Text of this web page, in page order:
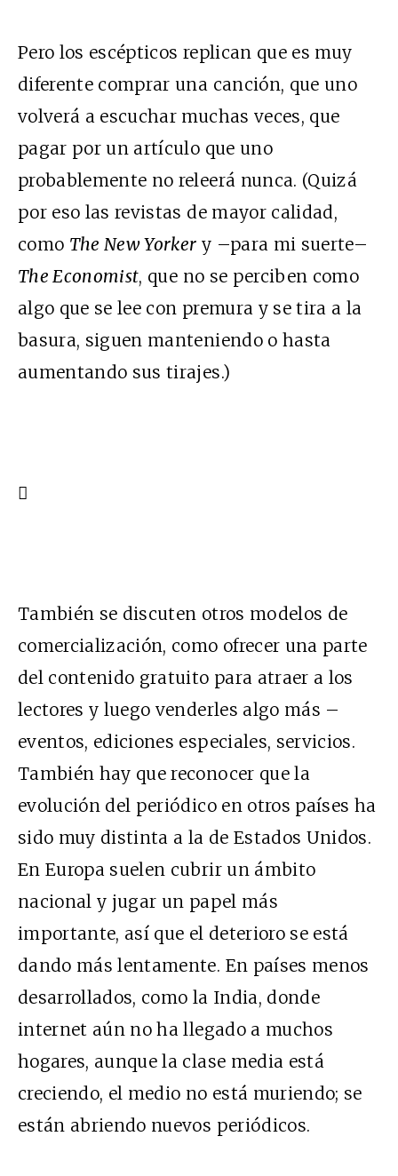
Pero los escépticos replican que es muy
diferente comprar una canción, que uno
volverá a escuchar muchas veces, que
pagar por un artículo que uno
probablemente no releerá nunca. (Quizá
por eso las revistas de mayor calidad,
como The New Yorker y –para mi suerte–
The Economist, que no se perciben como
algo que se lee con premura y se tira a la
basura, siguen manteniendo o hasta
aumentando sus tirajes.)

También se discuten otros modelos de
comercialización, como ofrecer una parte
del contenido gratuito para atraer a los
lectores y luego venderles algo más –
eventos, ediciones especiales, servicios.
También hay que reconocer que la
evolución del periódico en otros países ha
sido muy distinta a la de Estados Unidos.
En Europa suelen cubrir un ámbito
nacional y jugar un papel más
importante, así que el deterioro se está
dando más lentamente. En países menos
desarrollados, como la India, donde
internet aún no ha llegado a muchos
hogares, aunque la clase media está
creciendo, el medio no está muriendo; se
están abriendo nuevos periódicos.